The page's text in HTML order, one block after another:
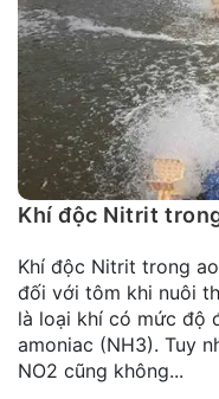
dẫn
lắp
Quy
định
Blog
chia
Liên
hệ
Khí độc Nitrit
Khí độc Nitrit trong
đối với tôm khi nuôi
là loại khí có mức độ
amoniac (NH3). Tuy
NO2 cũng không...